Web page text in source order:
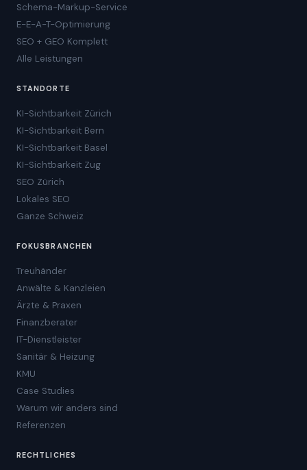
Schema-Markup-Service
E-E-A-T-Optimierung
SEO + GEO Komplett
Alle Leistungen
STANDORTE
KI-Sichtbarkeit Zürich
KI-Sichtbarkeit Bern
KI-Sichtbarkeit Basel
KI-Sichtbarkeit Zug
SEO Zürich
Lokales SEO
Ganze Schweiz
FOKUSBRANCHEN
Treuhänder
Anwälte & Kanzleien
Ärzte & Praxen
Finanzberater
IT-Dienstleister
Sanitär & Heizung
KMU
Case Studies
Warum wir anders sind
Referenzen
RECHTLICHES